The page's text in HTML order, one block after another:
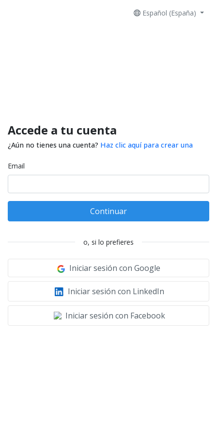
Español (España)
Accede a tu cuenta
¿Aún no tienes una cuenta? Haz clic aquí para crear una
Email
Continuar
o, si lo prefieres
Iniciar sesión con Google
Iniciar sesión con LinkedIn
Iniciar sesión con Facebook